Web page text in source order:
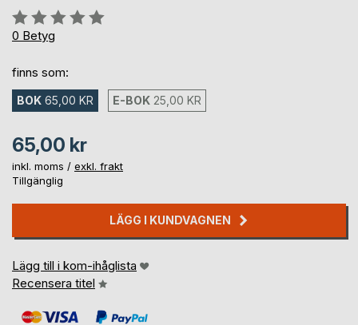
Betyg::
0%
0 Betyg
finns som:
BOK 65,00 KR E-BOK 25,00 KR
65,00 kr
inkl. moms / exkl. frakt
Tillgänglig
LÄGG I KUNDVAGNEN
Lägg till i kom-ihåglista
Recensera titel